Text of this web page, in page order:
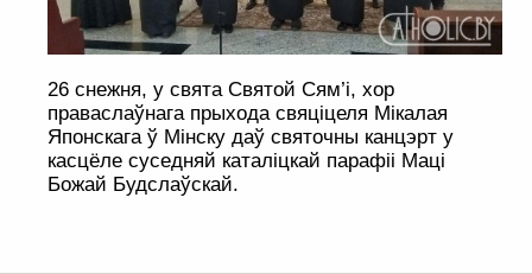
26 снежня, у свята Святой Сям’і, хор
праваслаўнага прыхода свяціцеля Мікалая
Японскага ў Мінску даў святочны канцэрт у
касцёле суседняй каталіцкай парафіі Маці
Божай Будслаўскай.